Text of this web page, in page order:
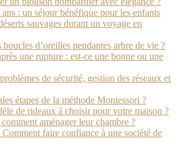
: un séjour bénéfique pour les enfants
sauvages durant un voyage en
d’oreilles pendantes arbre de vie ?
une rupture : est-ce une bonne ou une
de sécurité, gestion des réseaux et
étapes de la méthode Montessori ?
de rideaux à choisir pour votre maison ?
aménager leur chambre ?
faire confiance à une société de